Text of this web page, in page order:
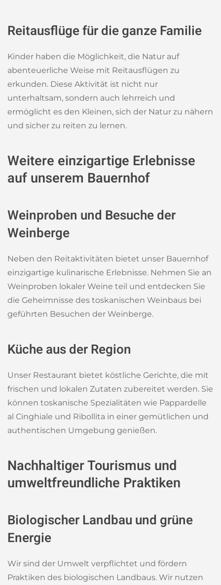
Reitausflüge für die ganze Familie
Kinder haben die Möglichkeit, die Natur auf
abenteuerliche Weise mit Reitausflügen zu
erkunden. Diese Aktivität ist nicht nur
unterhaltsam, sondern auch lehrreich und
ermöglicht es den Kleinen, sich der Natur zu nähern
und sicher zu reiten zu lernen.
Weitere einzigartige Erlebnisse
auf unserem Bauernhof
Weinproben und Besuche der
Weinberge
Neben den Reitaktivitäten bietet unser Bauernhof
einzigartige kulinarische Erlebnisse. Nehmen Sie an
Weinproben lokaler Weine teil und entdecken Sie
die Geheimnisse des toskanischen Weinbaus bei
geführten Besuchen der Weinberge.
Küche aus der Region
Unser Restaurant bietet köstliche Gerichte, die mit
frischen und lokalen Zutaten zubereitet werden. Sie
können toskanische Spezialitäten wie Pappardelle
al Cinghiale und Ribollita in einer gemütlichen und
authentischen Umgebung genießen.
Nachhaltiger Tourismus und
umweltfreundliche Praktiken
Biologischer Landbau und grüne
Energie
Wir sind der Umwelt verpflichtet und fördern
Praktiken des biologischen Landbaus. Wir nutzen